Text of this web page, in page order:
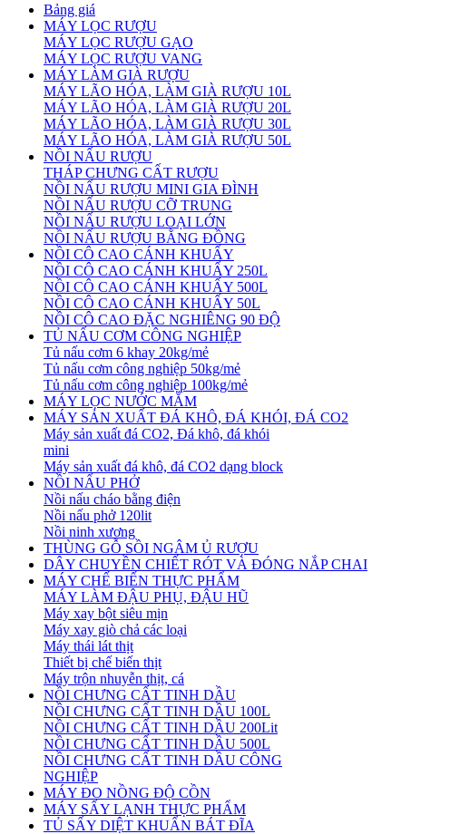
Bảng giá
MÁY LỌC RƯỢU
MÁY LỌC RƯỢU GẠO
MÁY LỌC RƯỢU VANG
MÁY LÀM GIÀ RƯỢU
MÁY LÃO HÓA, LÀM GIÀ RƯỢU 10L
MÁY LÃO HÓA, LÀM GIÀ RƯỢU 20L
MÁY LÃO HÓA, LÀM GIÀ RƯỢU 30L
MÁY LÃO HÓA, LÀM GIÀ RƯỢU 50L
NỒI NẤU RƯỢU
THÁP CHƯNG CẤT RƯỢU
NỒI NẤU RƯỢU MINI GIA ĐÌNH
NỒI NẤU RƯỢU CỠ TRUNG
NỒI NẤU RƯỢU LOẠI LỚN
NỒI NẤU RƯỢU BẰNG ĐỒNG
NỒI CÔ CAO CÁNH KHUẤY
NỒI CÔ CAO CÁNH KHUẤY 250L
NỒI CÔ CAO CÁNH KHUẤY 500L
NỒI CÔ CAO CÁNH KHUẤY 50L
NỒI CÔ CAO ĐẶC NGHIÊNG 90 ĐỘ
TỦ NẤU CƠM CÔNG NGHIỆP
Tủ nấu cơm 6 khay 20kg/mẻ
Tủ nấu cơm công nghiệp 50kg/mẻ
Tủ nấu cơm công nghiệp 100kg/mẻ
MÁY LỌC NƯỚC MẮM
MÁY SẢN XUẤT ĐÁ KHÔ, ĐÁ KHÓI, ĐÁ CO2
Máy sản xuất đá CO2, Đá khô, đá khói
mini
Máy sản xuất đá khô, đá CO2 dạng block
NỒI NẤU PHỞ
Nồi nấu cháo bằng điện
Nồi nấu phở 120lit
Nồi ninh xương
THÙNG GỖ SỒI NGÂM Ủ RƯỢU
DÂY CHUYỀN CHIẾT RÓT VÀ ĐÓNG NẮP CHAI
MÁY CHẾ BIẾN THỰC PHẨM
MÁY LÀM ĐẬU PHỤ, ĐẬU HŨ
Máy xay bột siêu mịn
Máy xay giò chả các loại
Máy thái lát thịt
Thiết bị chế biến thịt
Máy trộn nhuyễn thịt, cá
NỒI CHƯNG CẤT TINH DẦU
NỒI CHƯNG CẤT TINH DẦU 100L
NỒI CHƯNG CẤT TINH DẦU 200Lit
NỒI CHƯNG CẤT TINH DẦU 500L
NỒI CHƯNG CẤT TINH DẦU CÔNG
NGHIỆP
MÁY ĐO NỒNG ĐỘ CỒN
MÁY SẤY LẠNH THỰC PHẨM
TỦ SẤY DIỆT KHUẨN BÁT ĐĨA